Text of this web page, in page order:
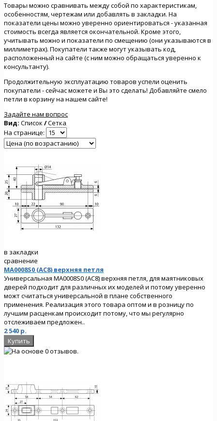
Товары можно сравнивать между собой по характеристикам,
особенностям, чертежам или добавлять в закладки. На
показатели цены можно уверенно ориентироваться - указанная
стоимость всегда является окончательной. Кроме этого,
учитывать можно и показатели по смещению (они указываются в
миллиметрах). Покупатели также могут указывать код,
расположенный на сайте (с ним можно обращаться уверенно к
консультанту).
Продолжительную эксплуатацию товаров успели оценить
покупатели - сейчас можете и Вы это сделать! Добавляйте смело
петли в корзину на нашем сайте!
Задайте нам вопрос
Вид: Список /Сетка
На странице:
в закладки
сравнение
MA0008S0 (AC8) верхняя петля
Универсальная MA0008S0 (AC8) верхняя петля, для маятниковых
дверей подходит для различных их моделей и потому уверенно
можт считаться универсальной в плане собственного
применения. Реализация этого товара оптом и в розницу по
лучшим расценкам происходит потому, что мы регулярно
отслеживаем предложен..
2 540 р.